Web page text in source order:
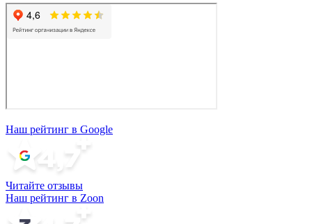
Наш рейтинг в Google
Читайте отзывы
Наш рейтинг в Zoon